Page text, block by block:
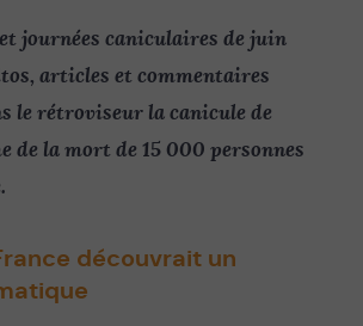
journées caniculaires de juin
articles et commentaires
le rétroviseur la canicule de
de la mort de 15 000 personnes
découvrait un